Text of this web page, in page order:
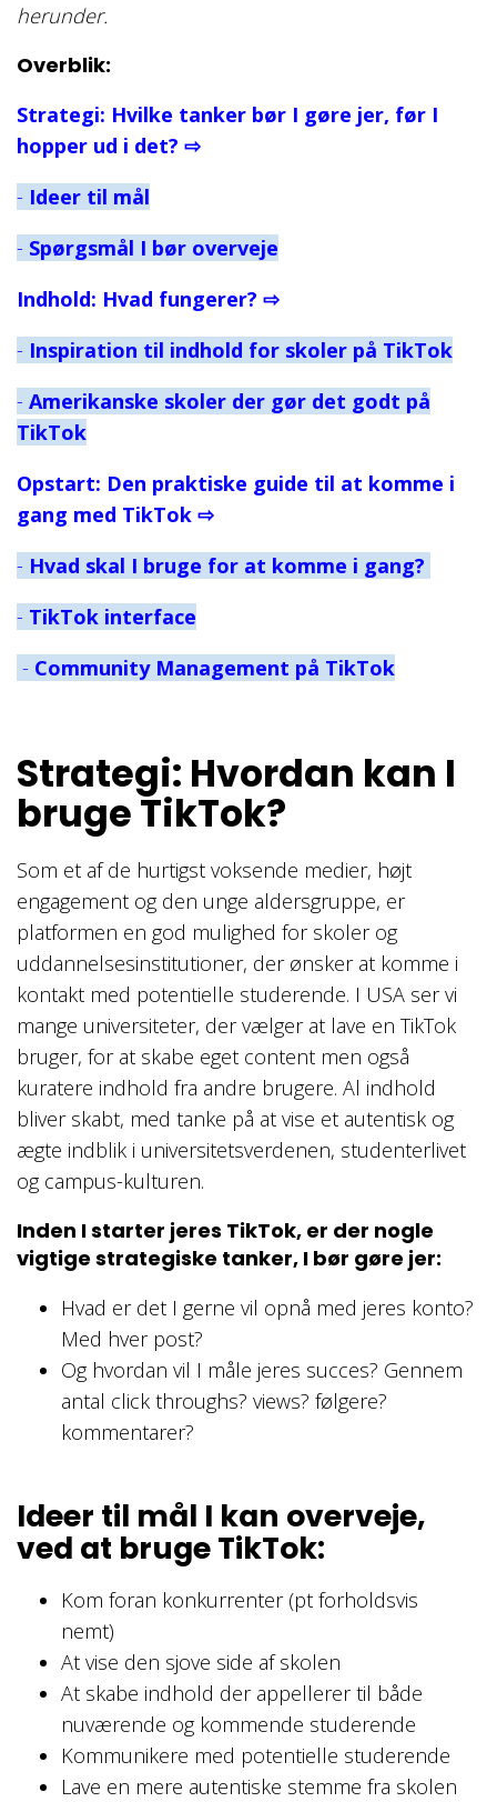
herunder.
Overblik:
Strategi: Hvilke tanker bør I gøre jer, før I
hopper ud i det? ⇨
- Ideer til mål
- Spørgsmål I bør overveje
Indhold: Hvad fungerer? ⇨
- Inspiration til indhold for skoler på TikTok
- Amerikanske skoler der gør det godt på
TikTok
Opstart: Den praktiske guide til at komme i
gang med TikTok ⇨
- Hvad skal I bruge for at komme i gang?
- TikTok interface
- Community Management på TikTok
Strategi: Hvordan kan I
bruge TikTok?
Som et af de hurtigst voksende medier, højt
engagement og den unge aldersgruppe, er
platformen en god mulighed for skoler og
uddannelsesinstitutioner, der ønsker at komme i
kontakt med potentielle studerende. I USA ser vi
mange universiteter, der vælger at lave en TikTok
bruger, for at skabe eget content men også
kuratere indhold fra andre brugere. Al indhold
bliver skabt, med tanke på at vise et autentisk og
ægte indblik i universitetsverdenen, studenterlivet
og campus-kulturen.
Inden I starter jeres TikTok, er der nogle
vigtige strategiske tanker, I bør gøre jer:
Hvad er det I gerne vil opnå med jeres konto?
Med hver post?
Og hvordan vil I måle jeres succes? Gennem
antal click throughs? views? følgere?
kommentarer?
Ideer til mål I kan overveje,
ved at bruge TikTok:
Kom foran konkurrenter (pt forholdsvis
nemt)
At vise den sjove side af skolen
At skabe indhold der appellerer til både
nuværende og kommende studerende
Kommunikere med potentielle studerende
Lave en mere autentiske stemme fra skolen